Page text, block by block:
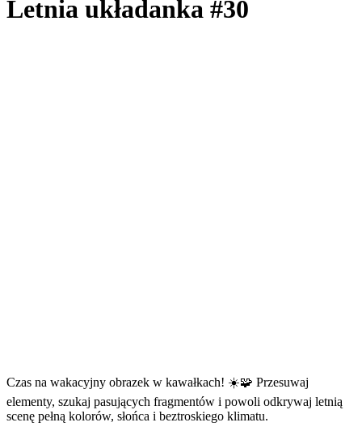
Letnia układanka #30
Czas na wakacyjny obrazek w kawałkach! ☀️🧩 Przesuwaj
elementy, szukaj pasujących fragmentów i powoli odkrywaj letnią
scenę pełną kolorów, słońca i beztroskiego klimatu.